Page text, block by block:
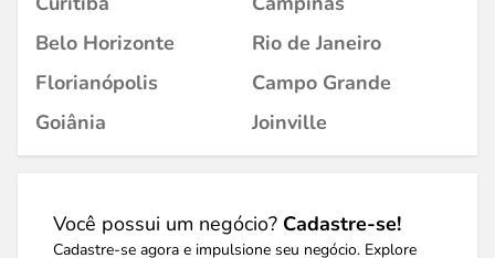
Belo Horizonte
Rio de Janeiro
Florianópolis
Campo Grande
Goiânia
Joinville
Você possui um negócio? Cadastre-se!
Cadastre-se agora e impulsione seu negócio. Explore